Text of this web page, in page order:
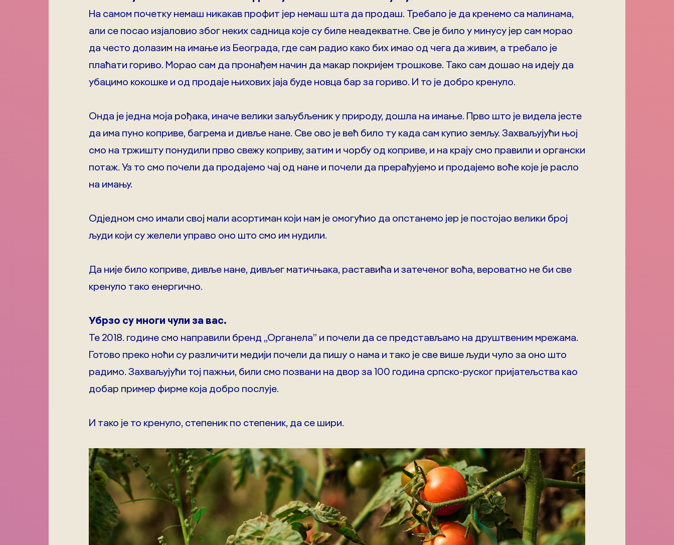
На самом почетку немаш никакав профит јер немаш шта да продаш. Требало је да кренемо са малинама,
али се посао изјаловио због неких садница које су биле неадекватне. Све је било у минусу јер сам морао
да често долазим на имање из Београда, где сам радио како бих имао од чега да живим, а требало је
плаћати гориво. Морао сам да пронађем начин да макар покријем трошкове. Тако сам дошао на идеју да
убацимо кокошке и од продаје њихових јаја буде новца бар за гориво. И то је добро кренуло.
Онда је једна моја рођака, иначе велики заљубљеник у природу, дошла на имање. Прво што је видела јесте
да има пуно коприве, багрема и дивље нане. Све ово је већ било ту када сам купио земљу. Захваљујући њој
смо на тржишту понудили прво свежу коприву, затим и чорбу од коприве, и на крају смо правили и органски
потаж. Уз то смо почели да продајемо чај од нане и почели да прерађујемо и продајемо воће које је расло
на имању.
Одједном смо имали свој мали асортиман који нам је омогућио да опстанемо јер је постојао велики број
људи који су желели управо оно што смо им нудили.
Да није било коприве, дивље нане, дивљег матичњака, раставића и затеченог воћа, вероватно не би све
кренуло тако енергично.
Убрзо су многи чули за вас.
Те 2018. године смо направили бренд „Органела” и почели да се представљамо на друштвеним мрежама.
Готово преко ноћи су различити медији почели да пишу о нама и тако је све више људи чуло за оно што
радимо. Захваљујући тој пажњи, били смо позвани на двор за 100 година српско-руског пријатељства као
добар пример фирме која добро послује.
И тако је то кренуло, степеник по степеник, да се шири.